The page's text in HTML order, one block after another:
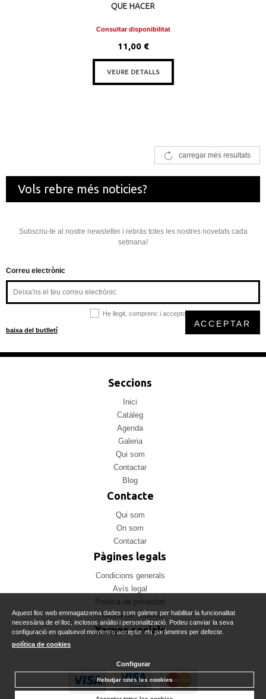
QUE HACER
Consultar disponibilitat
11,00 €
VEURE DETALLS
carregar més resultats
Vols rebre més noticies?
Subscriu-te al nostre newsletter i rebràs totes les nostres novetats cada
setmana!
Correu electrònic
He llegit, comprenc i accepto la
baixa del butlletí
ACCEPTAR
Seccions
Inici
Catàleg
Agenda
Galeria
Qui som
Contactar
Blog
Contacte
Qui som
On som
Contactar
Pàgines legals
Condicions generals
Avís legal
Politica de privacitat
Politica de cookies
Xarxes socials
Aquest lloc web emmagatzema dades com galetes per habilitar la funcionalitat
necessària de el lloc, inclosos anàlisi i personalització. Podeu canviar la seva
configuració en qualsevol moment o acceptar els paràmetres per defecte.
política de cookies
Configurar
Rebutjar totes les cookies